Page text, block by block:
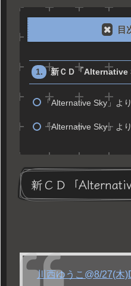
目
新ＣＤ「Alternative
「Alternative Sky」
「Alternative Sky」
新ＣＤ「
川西ゆうこ@8/27(木